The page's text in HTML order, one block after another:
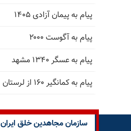
پیام به پیمان آزادی ۱۴۰۵
پیام به آگوست ۲۰۰۰
پیام به عسگر ۱۳۴۰ مشهد
پیام به کمانگیر ۱۶۰ از لرستان
سازمان مجاهدین خلق ایران